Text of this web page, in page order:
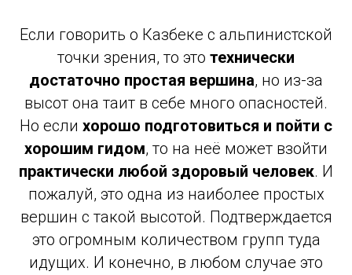
Если говорить о Казбеке с альпинистской
точки зрения, то это технически
достаточно простая вершина, но из-за
высот она таит в себе много опасностей.
Но если хорошо подготовиться и пойти с
хорошим гидом, то на неё может взойти
практически любой здоровый человек. И
пожалуй, это одна из наиболее простых
вершин с такой высотой. Подтверждается
это огромным количеством групп туда
идущих. И конечно, в любом случае это